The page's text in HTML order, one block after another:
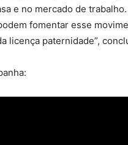
e no mercado de
fomentar esse
licença paternidade”,